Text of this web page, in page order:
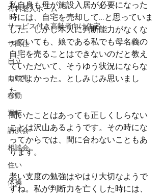
有料老人ホーム
サービス付き高齢者向け住宅
サ高住
自立
自動車
移動
運転
講演会
相談会
住い
体操
私自身も母が施設入居が必要になった
時には、自宅を売却して…と思っていま
した。しかし本人に判断能力がなくな
っていても、娘である私でも母名義の
自宅を売ることはできないのだと教え
ていただいて、そうゆう状況にならな
いでよかった。としみじみ思いまし
た。
聞いたことはあっても正しくしらない
ことは沢山あるようです。その時にな
ってからでは、間に合わないこともあ
ります。
老い支度の勉強はやはり大切なようで
すね。私が判断力を亡くした時には、